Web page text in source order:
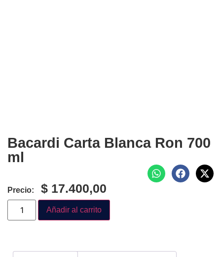
Bacardi Carta Blanca Ron 700
ml
Precio: $ 17.400,00
Añadir al carrito